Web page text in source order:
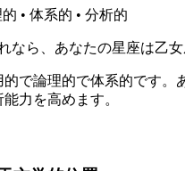
• 体系的 • 分析的
なら、あなたの星座は乙女
的で論理的で体系的です。
力を高めます。